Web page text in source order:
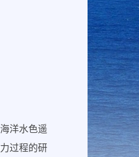
洋水色遥
过程的研